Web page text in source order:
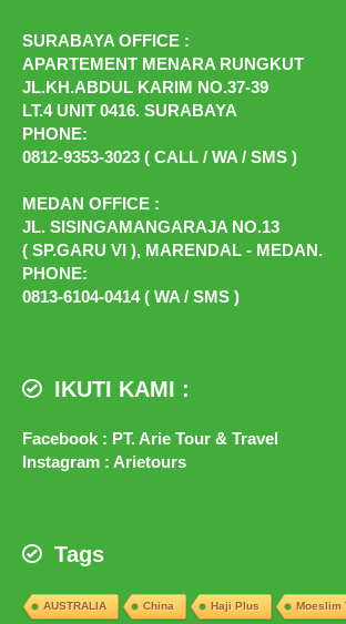
SURABAYA OFFICE :
APARTEMENT MENARA RUNGKUT
JL.KH.ABDUL KARIM NO.37-39
LT.4 UNIT 0416. SURABAYA
PHONE:
0812-9353-3023 ( CALL / WA / SMS )
MEDAN OFFICE :
JL. SISINGAMANGARAJA NO.13
( SP.GARU VI ), MARENDAL - MEDAN.
PHONE:
0813-6104-0414 ( WA / SMS )
IKUTI KAMI :
Facebook : PT. Arie Tour & Travel
Instagram : Arietours
Tags
AUSTRALIA China Haji Plus Moeslim